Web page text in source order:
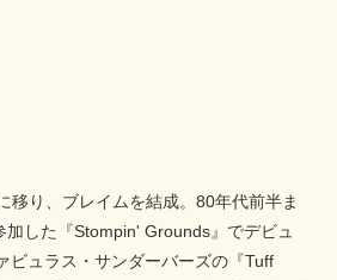
移り、ブレイムを結成。80年代前半ま
した『Stompin' Grounds』でデビュ
ビュラス・サンダーバーズの『Tuff